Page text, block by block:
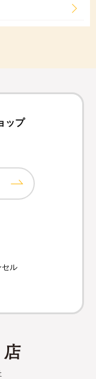
ップ
ル